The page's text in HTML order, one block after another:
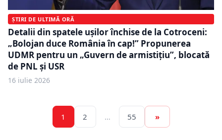
ȘTIRI DE ULTIMĂ ORĂ
Detalii din spatele ușilor închise de la Cotroceni:
„Bolojan duce România în cap!” Propunerea
UDMR pentru un „Guvern de armistițiu”, blocată
de PNL și USR
16 iulie 2026
1 2 … 55 »